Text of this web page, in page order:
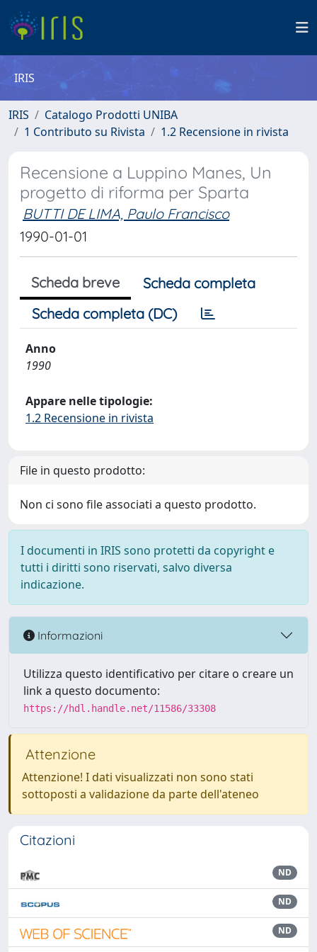
IRIS
IRIS
Catalogo Prodotti UNIBA
1 Contributo su Rivista
1.2 Recensione in rivista
Recensione a Luppino Manes, Un
progetto di riforma per Sparta
BUTTI DE LIMA, Paulo Francisco
1990-01-01
Scheda breve
Scheda completa
Scheda completa (DC)
Anno
1990
Appare nelle tipologie:
1.2 Recensione in rivista
File in questo prodotto:
Non ci sono file associati a questo prodotto.
I documenti in IRIS sono protetti da copyright e
tutti i diritti sono riservati, salvo diversa
indicazione.
Informazioni
Utilizza questo identificativo per citare o creare un
link a questo documento:
https://hdl.handle.net/11586/33308
Attenzione
Attenzione! I dati visualizzati non sono stati
sottoposti a validazione da parte dell'ateneo
Citazioni
ND
ND
ND